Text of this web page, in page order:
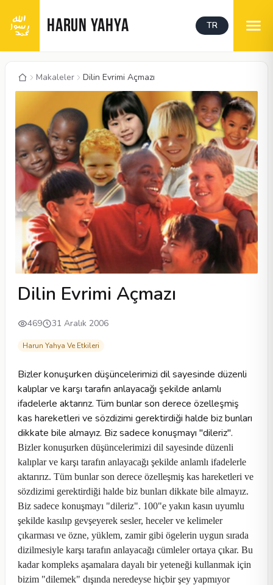
HARUN YAHYA TR
Makaleler Dilin Evrimi Açmazı
Dilin Evrimi Açmazı
469 31 Aralık 2006
Harun Yahya Ve Etkileri
Bizler konuşurken düşüncelerimizi dil sayesinde düzenli
kalıplar ve karşı tarafın anlayacağı şekilde anlamlı
ifadelerle aktarırız. Tüm bunlar son derece özelleşmiş
kas hareketleri ve sözdizimi gerektirdiği halde biz bunları
dikkate bile almayız. Biz sadece konuşmayı "dileriz".
Bizler konuşurken düşüncelerimizi dil sayesinde düzenli
kalıplar ve karşı tarafın anlayacağı şekilde anlamlı ifadelerle
aktarırız. Tüm bunlar son derece özelleşmiş kas hareketleri ve
sözdizimi gerektirdiği halde biz bunları dikkate bile almayız.
Biz sadece konuşmayı "dileriz". 100"e yakın kasın uyumlu
şekilde kasılıp gevşeyerek sesler, heceler ve kelimeler
çıkarması ve özne, yüklem, zamir gibi ögelerin uygun sırada
dizilmesiyle karşı tarafın anlayacağı cümleler ortaya çıkar. Bu
kadar kompleks aşamalara dayalı bir yeteneği kullanmak için
bizim "dilemek" dışında neredeyse hiçbir şey yapmıyor